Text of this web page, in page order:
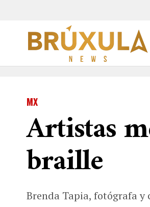
MX
Artistas
braille
Brenda Tapia, fotógrafa y